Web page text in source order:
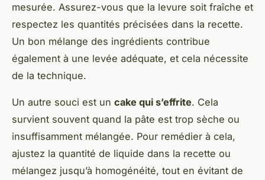
mesurée. Assurez-vous que la levure soit fraîche et
respectez les quantités précisées dans la recette.
Un bon mélange des ingrédients contribue
également à une levée adéquate, et cela nécessite
de la technique.
Un autre souci est un cake qui s’effrite. Cela
survient souvent quand la pâte est trop sèche ou
insuffisamment mélangée. Pour remédier à cela,
ajustez la quantité de liquide dans la recette ou
mélangez jusqu’à homogénéité, tout en évitant de